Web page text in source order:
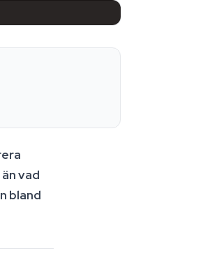
vad
bland